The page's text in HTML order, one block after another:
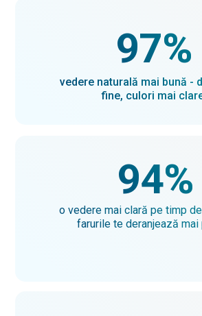
vedere naturală mai bună -
fine, culori mai
97%
94%
o vedere mai clară pe timp
farurile te deranjează mai